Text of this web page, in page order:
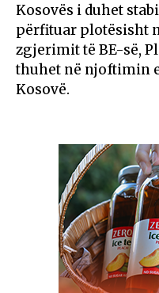
Kosovës i duhet
përfituar plotësisht
zgjerimit të BE-së,
thuhet në njoftimin e
Kosovë.